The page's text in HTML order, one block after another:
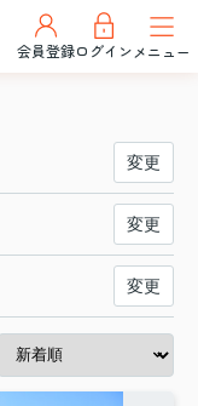
会員登録ログインメニュー
変更
変更
変更